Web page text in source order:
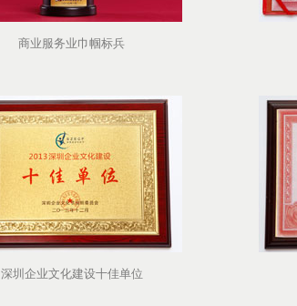
商业服务业巾帼标兵
深圳企业文化建设十佳单位